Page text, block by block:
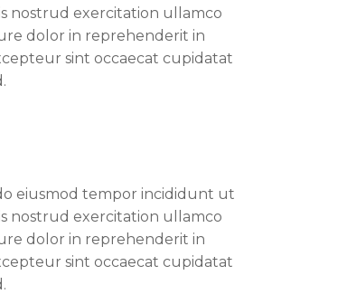
nostrud exercitation ullamco
dolor in reprehenderit in
sint occaecat cupidatat
eiusmod tempor incididunt ut
nostrud exercitation ullamco
dolor in reprehenderit in
sint occaecat cupidatat